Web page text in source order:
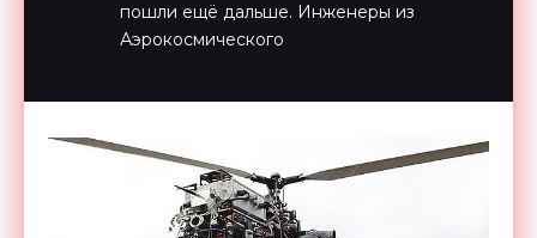
пошли ещё дальше. Инженеры из
Аэрокосмического